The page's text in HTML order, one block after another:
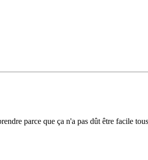
parce que ça n'a pas dût être facile